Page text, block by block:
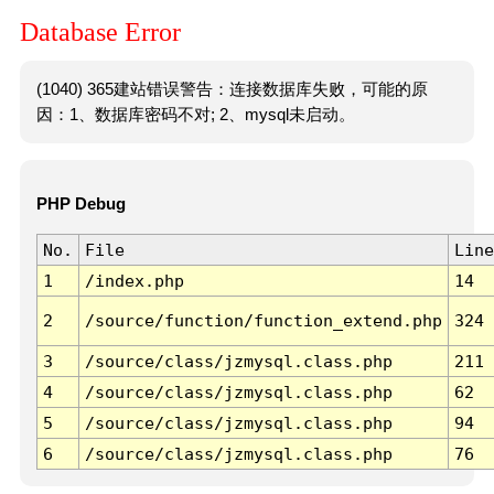
Database Error
(1040) 365建站错误警告：连接数据库失败，可能的原
因：1、数据库密码不对; 2、mysql未启动。
PHP Debug
No. File
Line
1
/index.php 14
2 /source/function/function_extend.php 324
3 /source/class/jzmysql.class.php
211
4
/source/class/jzmysql.class.php
62
5
/source/class/jzmysql.class.php
94
6
/source/class/jzmysql.class.php 76